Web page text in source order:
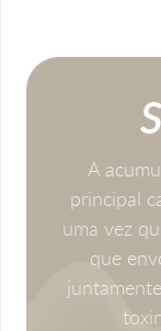
A
principal
uma vez
que